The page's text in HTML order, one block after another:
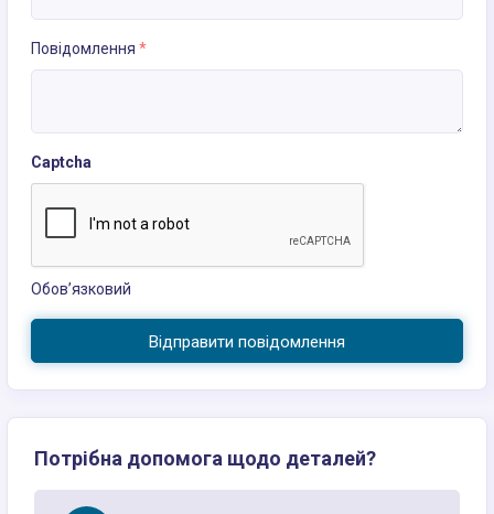
Повідомлення *
Captcha
Обов’язковий
Відправити повідомлення
Потрібна допомога щодо деталей?